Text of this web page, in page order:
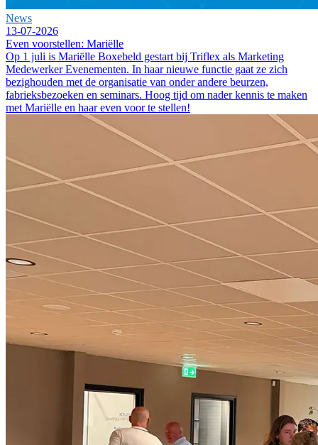
News
13-07-2026
Even voorstellen: Mariëlle
Op 1 juli is Mariëlle Boxebeld gestart bij Triflex als Marketing
Medewerker Evenementen. In haar nieuwe functie gaat ze zich
bezighouden met de organisatie van onder andere beurzen,
fabrieksbezoeken en seminars. Hoog tijd om nader kennis te maken
met Mariëlle en haar even voor te stellen!